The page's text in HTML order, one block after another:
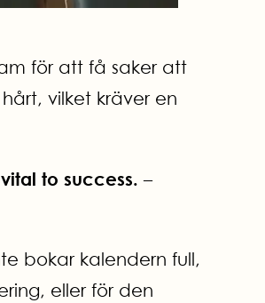
för att få saker att
vilket kräver en
to success.–
bokar kalendern full,
eller för den